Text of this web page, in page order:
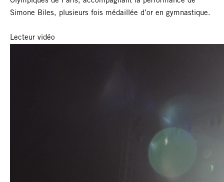
Simone Biles, plusieurs fois médaillée d’or en gymnastique.
Lecteur vidéo